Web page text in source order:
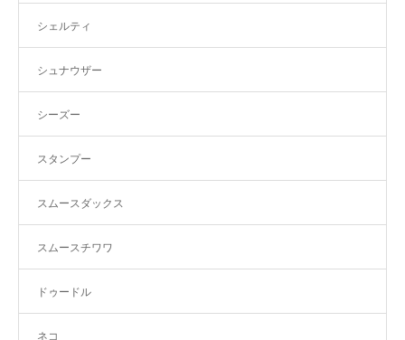
シェルティ
シュナウザー
シーズー
スタンプー
スムースダックス
スムースチワワ
ドゥードル
ネコ